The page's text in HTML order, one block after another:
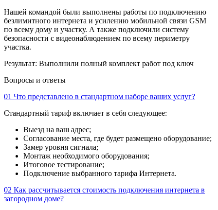
Нашей командой были выполнены работы по подключению
безлимитного интернета и усилению мобильной связи GSM
по всему дому и участку. А также подключили систему
безопасности с видеонаблюдением по всему периметру
участка.
Результат: Выполнили полный комплект работ под ключ
Вопросы и ответы
01 Что представлено в стандартном наборе ваших услуг?
Стандартный тариф включает в себя следующее:
Выезд на ваш адрес;
Согласование места, где будет размещено оборудование;
Замер уровня сигнала;
Монтаж необходимого оборудования;
Итоговое тестирование;
Подключение выбранного тарифа Интернета.
02 Как рассчитывается стоимость подключения интернета в
загородном доме?